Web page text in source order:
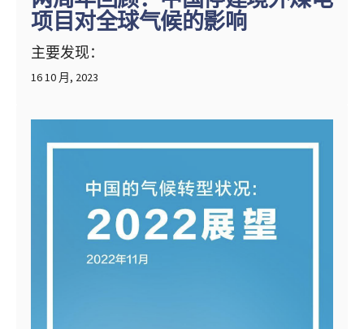
项目对全球气候的影响
主要发现：
16 10 月, 2023